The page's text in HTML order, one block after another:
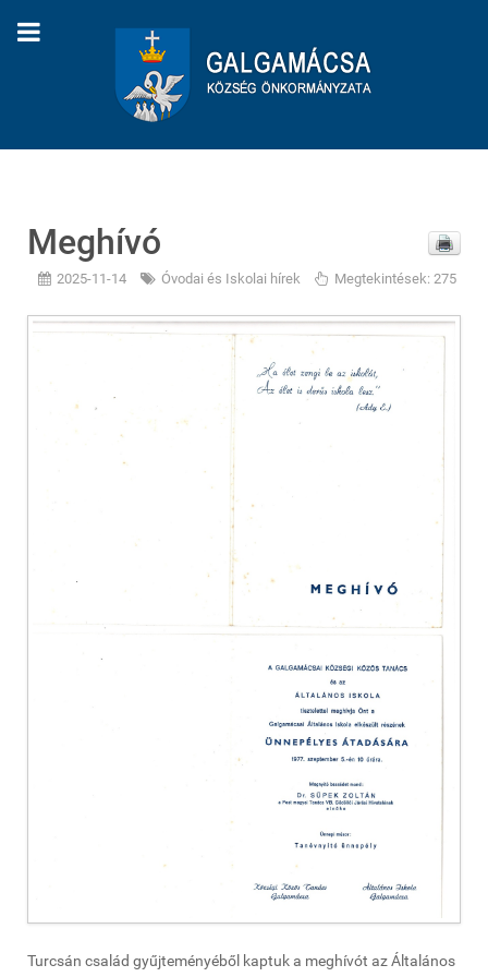
Meghívó
2025-11-14 Óvodai és Iskolai hírek Megtekintések: 275
Turcsán család gyűjteményéből kaptuk a meghívót az Általános